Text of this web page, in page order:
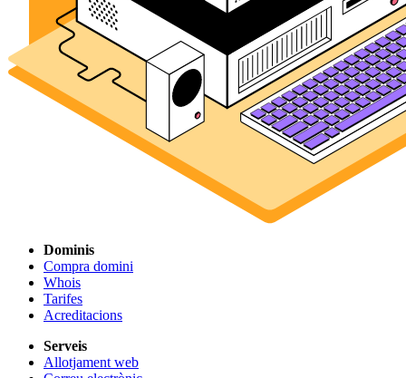
Dominis
Compra domini
Whois
Tarifes
Acreditacions
Serveis
Allotjament web